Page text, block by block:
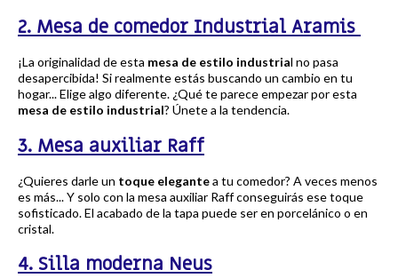
2. Mesa de comedor Industrial Aramis
¡La originalidad de esta mesa de estilo industrial no pasa
desapercibida! Si realmente estás buscando un cambio en tu
hogar... Elige algo diferente. ¿Qué te parece empezar por esta
mesa de estilo industrial? Únete a la tendencia.
3. Mesa auxiliar Raff
¿Quieres darle un toque elegantea tu comedor? A veces menos
es más... Y solo con la mesa auxiliar Raff conseguirás ese toque
sofisticado. El acabado de la tapa puede ser en porcelánico o en
cristal.
4. Silla moderna Neus